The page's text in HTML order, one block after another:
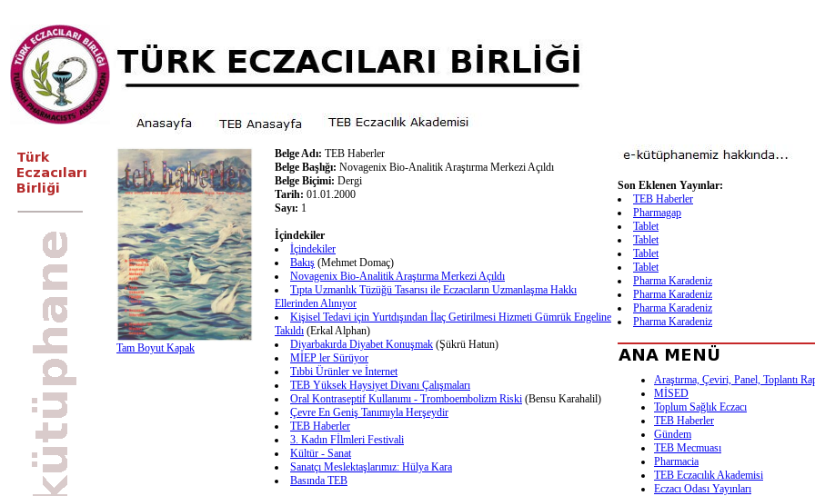
Tam Boyut Kapak
Belge Adı: TEB Haberler
Belge Başlığı: Novagenix Bio-Analitik Araştırma Merkezi Açıldı
Belge Biçimi: Dergi
Tarih: 01.01.2000
Sayı: 1
İçindekiler
İçindekiler
Bakış (Mehmet Domaç)
Novagenix Bio-Analitik Araştırma Merkezi Açıldı
Tıpta Uzmanlık Tüzüğü Tasarısı ile Eczacıların Uzmanlaşma Hakkı
Ellerinden Alınıyor
Kişisel Tedavi için Yurtdışından İlaç Getirilmesi Hizmeti Gümrük Engeline
Takıldı (Erkal Alphan)
Diyarbakırda Diyabet Konuşmak (Şükrü Hatun)
MİEP ler Sürüyor
Tıbbi Ürünler ve İnternet
TEB Yüksek Haysiyet Divanı Çalışmaları
Oral Kontraseptif Kullanımı - Tromboembolizm Riski (Bensu Karahalil)
Çevre En Geniş Tanımıyla Herşeydir
TEB Haberler
3. Kadın Fİlmleri Festivali
Kültür - Sanat
Sanatçı Meslektaşlarımız: Hülya Kara
Basında TEB
Son Eklenen Yayınlar:
TEB Haberler
Pharmagap
Tablet
Tablet
Tablet
Tablet
Pharma Karadeniz
Pharma Karadeniz
Pharma Karadeniz
Pharma Karadeniz
Araştırma, Çeviri, Panel, Toplantı
MİSED
Toplum Sağlık Eczacı
TEB Haberler
Gündem
TEB Mecmuası
Pharmacia
TEB Eczacılık Akademisi
Eczacı Odası Yayınları